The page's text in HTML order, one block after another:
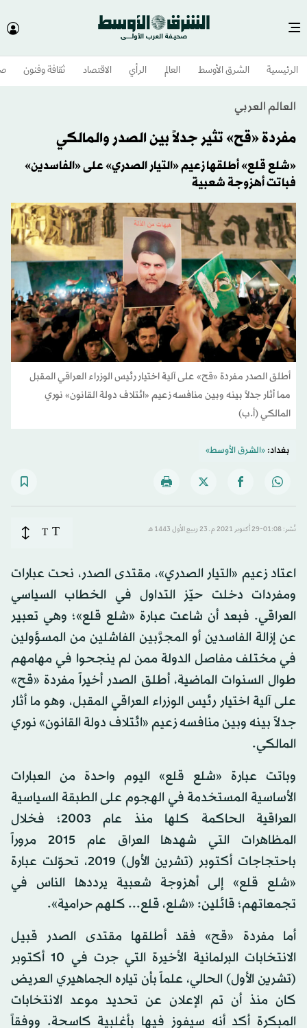
الرئيسية الشرق الأوسط​ العالم الرأي الاقتصاد ثقافة وفنون
العالم العربي
مفردة «قح» تثير جدلاً بين الصدر والمالكي
«شلع قلع» أطلقها زعيم «التيار الصدري» على «الفاسدين»
فباتت أهزوجة شعبية
أطلق الصدر مفردة «قح» على آلية اختيار رئيس الوزراء العراقي المقبل
مما أثار جدلاً بينه وبين منافسه زعيم «ائتلاف دولة القانون» نوري
المالكي (أ.ب)
بغداد:«الشرق الأوسط»
نُشر: 01:08-29 أكتوبر 2021 م ـ 23 ربيع الأول 1443 هـ T
T
اعتاد زعيم «التيار الصدري»، مقتدى الصدر، نحت عبارات
ومفردات دخلت حيّز التداول في الخطاب السياسي
العراقي. فبعد أن شاعت عبارة «شلع قلع»؛ وهي تعبير
عن إزالة الفاسدين أو المجرَّبين الفاشلين من المسؤولين
في مختلف مفاصل الدولة ممن لم ينجحوا في مهامهم
طوال السنوات الماضية، أطلق الصدر أخيراً مفردة «قح»
على آلية اختيار رئيس الوزراء العراقي المقبل، وهو ما أثار
جدلاً بينه وبين منافسه زعيم «ائتلاف دولة القانون» نوري
المالكي.
وباتت عبارة «شلع قلع» اليوم واحدة من العبارات
الأساسية المستخدمة في الهجوم على الطبقة السياسية
العراقية الحاكمة كلها منذ عام 2003؛ فخلال
المظاهرات التي شهدها العراق عام 2015 مروراً
باحتجاجات أكتوبر (تشرين الأول) 2019، تحوّلت عبارة
«شلع قلع» إلى أهزوجة شعبية يرددها الناس في
تجمعاتهم؛ قائلين: «شلع، قلع... كلهم حرامية».
أما مفردة «قح» فقد أطلقها مقتدى الصدر قبيل
الانتخابات البرلمانية الأخيرة التي جرت في 10 أكتوبر
(تشرين الأول) الحالي، علماً بأن تياره الجماهيري العريض
كان منذ أن تم الإعلان عن تحديد موعد الانتخابات
المبكرة أكد أنه سيفوز فيها بأغلبية كاسحة. ووفقاً